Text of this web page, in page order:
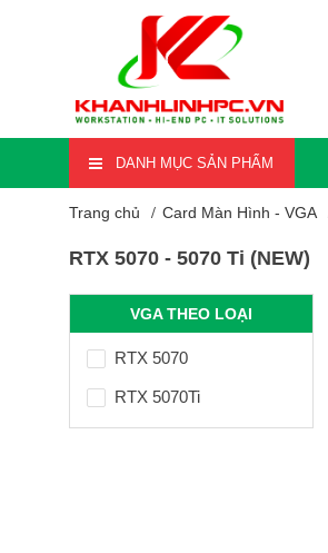
DANH MỤC SẢN PHẨM
Trang chủ Card Màn Hình - VGA
RTX 5070 - 5070 Ti (NEW)
VGA THEO LOẠI
RTX 5070
RTX 5070Ti